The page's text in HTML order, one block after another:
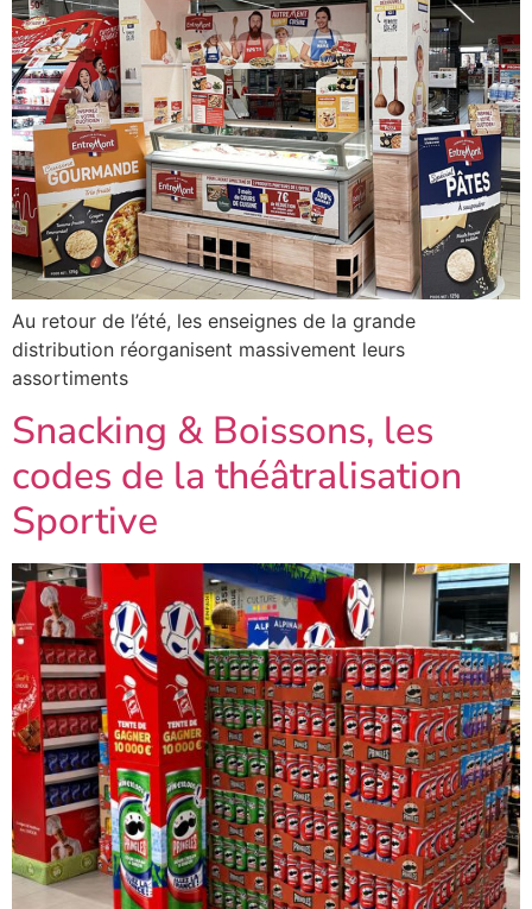
Au retour de l’été, les enseignes de la grande
distribution réorganisent massivement leurs
assortiments
Snacking & Boissons, les
codes de la théâtralisation
Sportive